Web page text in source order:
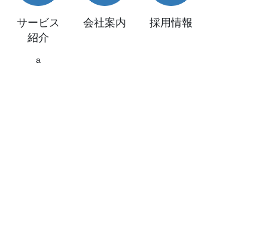
サービス
紹介
a
会社案内 採用情報